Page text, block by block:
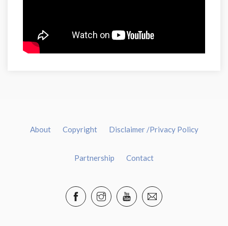
About Copyright Disclaimer /Privacy Policy
Partnership Contact